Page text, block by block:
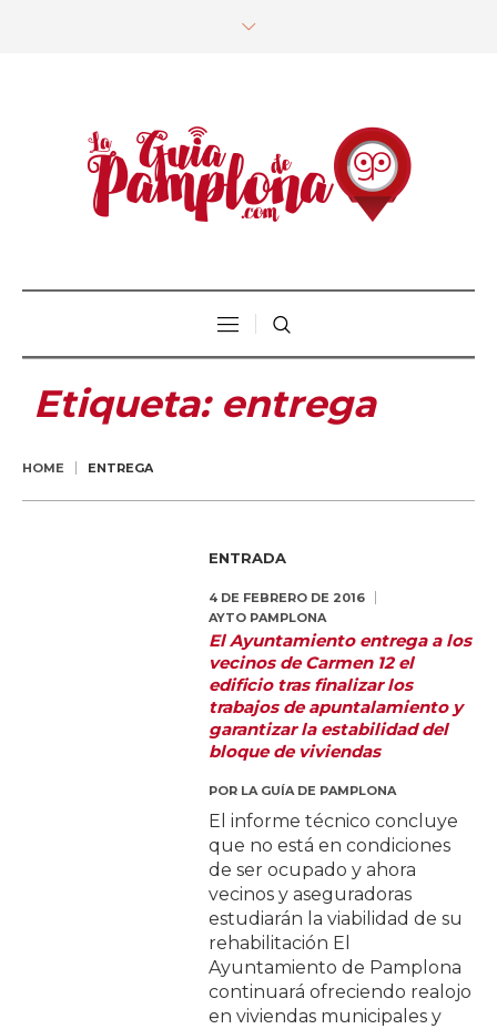
Etiqueta: entrega
HOME ENTREGA
ENTRADA
4 DE FEBRERO DE 2016
AYTO PAMPLONA
El Ayuntamiento entrega a los
vecinos de Carmen 12 el
edificio tras finalizar los
trabajos de apuntalamiento y
garantizar la estabilidad del
bloque de viviendas
POR LA GUÍA DE PAMPLONA
El informe técnico concluye
que no está en condiciones
de ser ocupado y ahora
vecinos y aseguradoras
estudiarán la viabilidad de su
rehabilitación El
Ayuntamiento de Pamplona
continuará ofreciendo realojo
en viviendas municipales y